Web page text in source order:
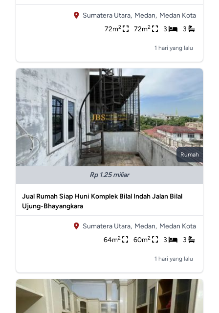
Sumatera Utara, Medan, Medan Kota
72m2 72m2 3 3
1 hari yang lalu
Rumah
Rp 1.25 miliar
Jual Rumah Siap Huni Komplek Bilal Indah Jalan Bilal
Ujung-Bhayangkara
Sumatera Utara, Medan, Medan Kota
64m2 60m2 3 3
1 hari yang lalu